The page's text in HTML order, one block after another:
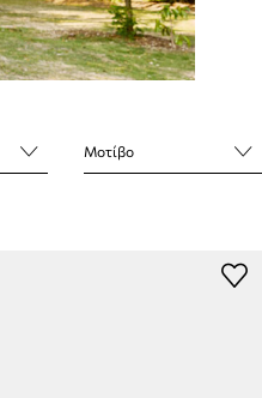
Μοτίβο